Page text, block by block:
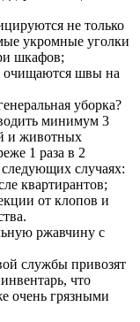
не только
укромные уголки
шкафов;
очищаются швы на
уборка?
минимум 3
и животных
1 раза в 2
случаях:
квартирантов;
от клопов и
ржавчину с
службы привозят
что
очень грязными